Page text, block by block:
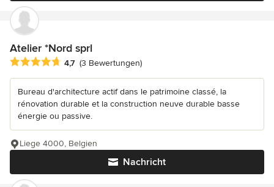
Atelier *Nord sprl
Durchschnittliche Bewertung: 4.7 von 5 Sternen
4,7 (3 Bewertungen)
Bureau d'architecture actif dans le patrimoine classé, la
rénovation durable et la construction neuve durable basse
énergie ou passive.
Nachricht
Liege 4000, Belgien